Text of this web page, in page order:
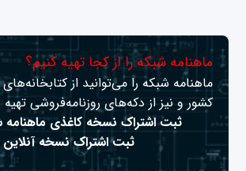
ماهنامه شبکه را از کجا تهیه کنیم؟
ماهنامه شبکه را می‌توانید از
کشور و نیز از دکه‌های روزنامه‌فروشی تهیه
ثبت اشتراک نسخه کاغذی ماهنامه
ثبت اشتراک نسخه آنلاین